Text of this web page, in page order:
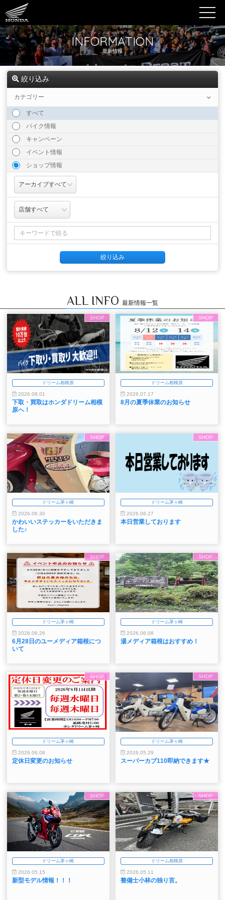
INFORMATION
最新情報
絞り込み
カテゴリー
すべて
バイク情報
キャンペーン
イベント情報
ショップ情報
ALL INFO 最新情報一覧
SHOP
ドリーム相模原
2026.08.01
下取・買取はホンダドリーム相模
原へ！
SHOP
ドリーム相模原
2026.07.17
8月の夏季休業のお知らせ
SHOP
ドリーム茅ヶ崎
2026.06.30
かわいいステッカーをいただきま
した♪
SHOP
ドリーム茅ヶ崎
2026.06.27
本日営業しております
SHOP
ドリーム茅ヶ崎
2026.06.26
6月28日のユーメディア箱根につ
いて
SHOP
ドリーム茅ヶ崎
2026.06.08
湯メディア箱根はおすすめ！
SHOP
ドリーム茅ヶ崎
2026.06.08
定休日変更のお知らせ
SHOP
ドリーム茅ヶ崎
2026.05.29
スーパーカブ110即納できます★
SHOP
ドリーム茅ヶ崎
2026.05.15
新型モデル情報！！！
SHOP
ドリーム相模原
2026.05.11
整備士小林の独り言。